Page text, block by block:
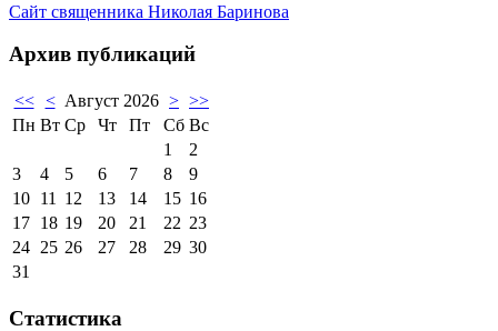
Сайт священника Николая Баринова
Архив публикаций
<< < Август 2026 > >>
Пн Вт Ср Чт Пт Сб Вс
1
2
3
4 5 6 7 8
9
10 11 12 13 14 15 16
17 18 19 20 21 22 23
24 25 26 27 28 29 30
31
Статистика